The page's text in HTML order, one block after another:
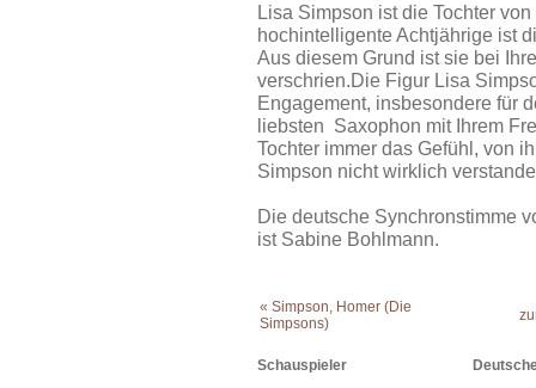
Lisa Simpson ist die Tochter
hochintelligente Achtjährige ist
Aus diesem Grund ist sie bei
verschrien.Die Figur Lisa
Engagement, insbesondere für
liebsten Saxophon mit Ihrem
Tochter immer das Gefühl, von
Simpson nicht wirklich
Die deutsche Synchronstimme
ist Sabine Bohlmann.
« Simpson, Homer (Die
Simpsons)
Schauspieler